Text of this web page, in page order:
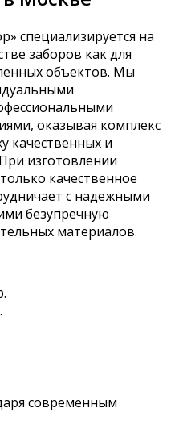
специализируется на
заборов как для
объектов. Мы
оказывая комплекс
качественных и
изготовлении
качественное
с надежными
безупречную
материалов.
современным